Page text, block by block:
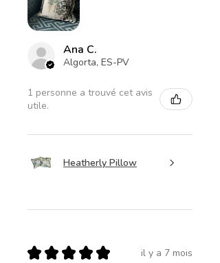
Ana C.
Algorta, ES-PV
1 personne a trouvé cet avis
utile.
Heatherly Pillow
★ ★ ★ ★ ★ il y a 7 mois